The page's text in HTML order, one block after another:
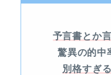
予言書とか
驚異の的中
別格すぎ